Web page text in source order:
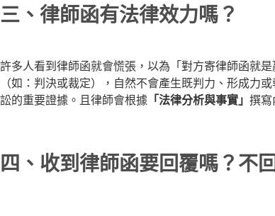
三、律師函有法律效力嗎？
許多人看到律師函就會慌張，以為「對方寄律師函就是
（如：判決或裁定），自然不會產生既判力、形成力
訟的重要證據。且律師會根據 「法律分析與事實」 撰
四、收到律師函要回覆嗎？不